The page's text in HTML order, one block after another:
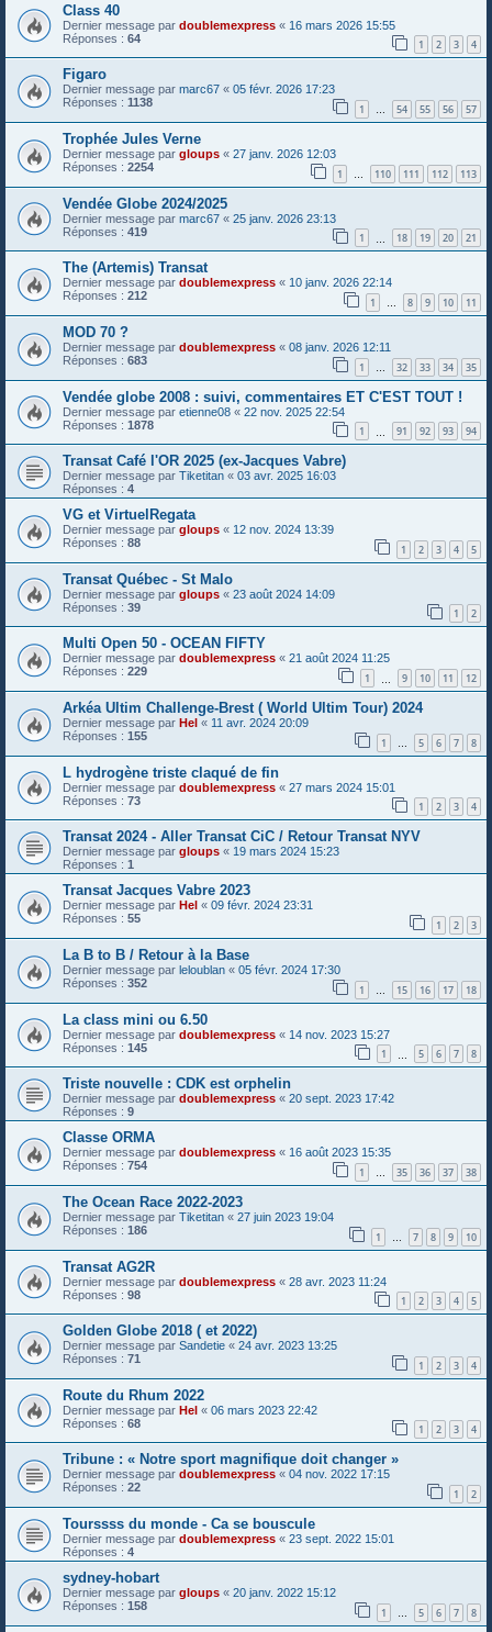
Class 40
Dernier message par doublemexpress « 16 mars 2026 15:55
Réponses : 64 1 2 3 4
Figaro
Dernier message par marc67 « 05 févr. 2026 17:23
Réponses : 1138 1 … 54 55 56 57
Trophée Jules Verne
Dernier message par gloups « 27 janv. 2026 12:03
Réponses : 2254 1 … 110 111 112 113
Vendée Globe 2024/2025
Dernier message par marc67 « 25 janv. 2026 23:13
Réponses : 419 1 18 19 20 21
The (Artemis) Transat
Dernier message par doublemexpress « 10 janv. 2026 22:14
Réponses : 212 1 … 8 9 10 11
MOD 70 ?
Dernier message par doublemexpress « 08 janv. 2026 12:11
Réponses : 683 1 32 33 34 35
Vendée globe 2008 : suivi, commentaires ET C'EST TOUT !
Dernier message par etienne08 « 22 nov. 2025 22:54
Réponses : 1878 1 91 92 93 94
Transat Café l'OR 2025 (ex-Jacques Vabre)
Dernier message par Tiketitan « 03 avr. 2025 16:03
Réponses : 4
VG et VirtuelRegata
Dernier message par gloups « 12 nov. 2024 13:39
Réponses : 88 1 2 3 4 5
Transat Québec - St Malo
Dernier message par gloups « 23 août 2024 14:09
Réponses : 39 1 2
Multi Open 50 - OCEAN FIFTY
Dernier message par doublemexpress « 21 août 2024 11:25
Réponses : 229 1 9 10 11 12
Arkéa Ultim Challenge-Brest ( World Ultim Tour) 2024
Dernier message par Hel « 11 avr. 2024 20:09
Réponses : 155 1 … 5 6 7 8
L hydrogène triste claqué de fin
Dernier message par doublemexpress « 27 mars 2024 15:01
Réponses : 73 1 2 3 4
Transat 2024 - Aller Transat CiC / Retour Transat NYV
Dernier message par gloups « 19 mars 2024 15:23
Réponses : 1
Transat Jacques Vabre 2023
Dernier message par Hel « 09 févr. 2024 23:31
Réponses : 55 1 2 3
La B to B / Retour à la Base
Dernier message par leloublan « 05 févr. 2024 17:30
Réponses : 352 1 … 15 16 17 18
La class mini ou 6.50
Dernier message par doublemexpress « 14 nov. 2023 15:27
Réponses : 145 1 5 6 7 8
Triste nouvelle : CDK est orphelin
Dernier message par doublemexpress « 20 sept. 2023 17:42
Réponses : 9
Classe ORMA
Dernier message par doublemexpress « 16 août 2023 15:35
Réponses : 754 1 … 35 36 37 38
The Ocean Race 2022-2023
Dernier message par Tiketitan « 27 juin 2023 19:04
Réponses : 186 1 … 7 8 9 10
Transat AG2R
Dernier message par doublemexpress « 28 avr. 2023 11:24
Réponses : 98 1 2 3 4 5
Golden Globe 2018 ( et 2022)
Dernier message par Sandetie « 24 avr. 2023 13:25
Réponses : 71 1 2 3 4
Route du Rhum 2022
Dernier message par Hel « 06 mars 2023 22:42
Réponses : 68 1 2 3 4
Tribune : « Notre sport magnifique doit changer »
Dernier message par doublemexpress « 04 nov. 2022 17:15
Réponses : 22 1 2
Tourssss du monde - Ca se bouscule
Dernier message par doublemexpress « 23 sept. 2022 15:01
Réponses : 4
sydney-hobart
Dernier message par gloups « 20 janv. 2022 15:12
Réponses : 158 1 … 5 6 7 8